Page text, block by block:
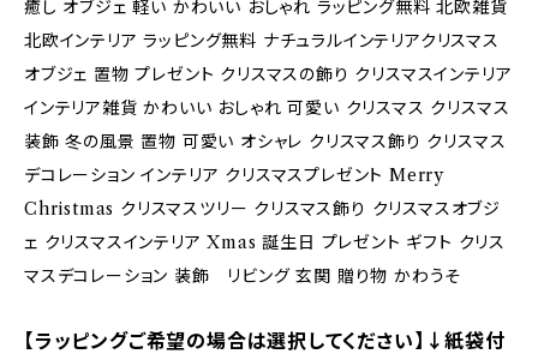
癒し オブジェ 軽い かわいい おしゃれ ラッピング無料 北欧雑貨
北欧インテリア ラッピング無料 ナチュラルインテリアクリスマス
オブジェ 置物 プレゼント クリスマスの飾り クリスマスインテリア
インテリア雑貨 かわいい おしゃれ 可愛い クリスマス クリスマス
装飾 冬の風景 置物 可愛い オシャレ クリスマス飾り クリスマス
デコレーション インテリア クリスマスプレゼント Merry
Christmas クリスマスツリー クリスマス飾り クリスマスオブジ
ェ クリスマスインテリア Xmas 誕生日 プレゼント ギフト クリス
マスデコレーション 装飾 リビング 玄関 贈り物 かわうそ
【ラッピングご希望の場合は選択してください】↓紙袋付